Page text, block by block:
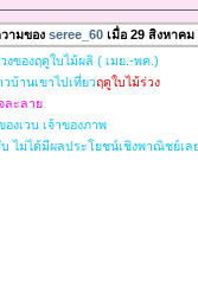
ามของ seree_60เมื่อ 29 สิงหาคม
งของฤดูใบไม้ผลิ ( เมย.-พค.)
บ้านเขาไปเที่ยวฤดูใบไม้ร่วง
ละลาย
งเวบ เจ้าของภาพ
ไม่ได้มีผลประโยชน์เชิงพาณิชย์เล